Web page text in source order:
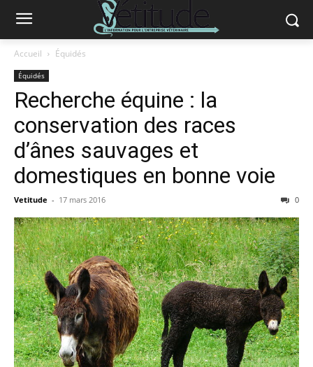
Accueil Équidés
Équidés
Recherche équine : la
conservation des races
d’ânes sauvages et
domestiques en bonne voie
Vetitude - 17 mars 2016 0